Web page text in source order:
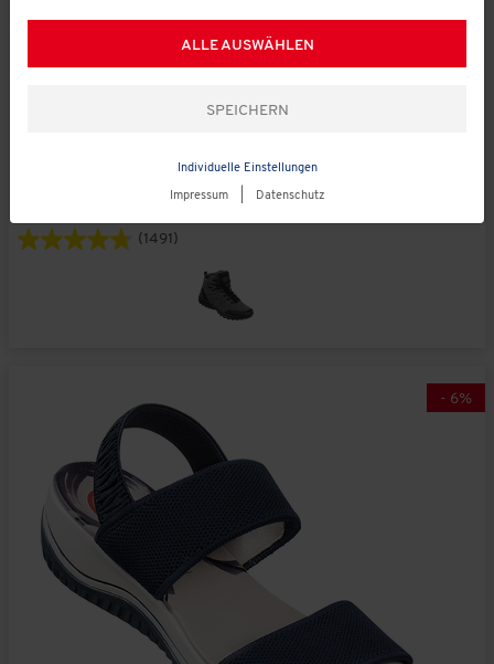
Merino-Freizeitschuhe hoch unisex,
(1491)
- 6%
ALLE AUSWÄHLEN
Individuelle Einstellungen
Impressum Datenschutz